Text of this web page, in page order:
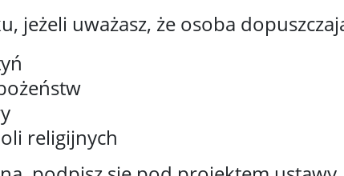
jeżeli uważasz, że osoba
religijnych